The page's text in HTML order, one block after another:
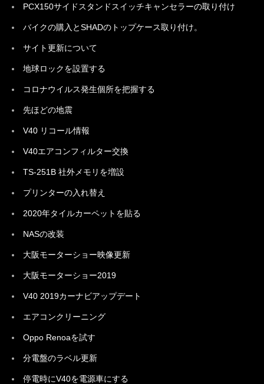
PCX150サイドスタンドスイッチキャンセラーの取り付け
バイクの購入とSHADのトップケース取り付け。
サイト更新について
地球ロックを設置する
コロナウイルス発生個所を把握する
先ほどの地震
V40 リコール情報
V40エアコンフィルター交換
TS-251B 社外メモリを増設
プリンターの入れ替え
2020年タイルカーペットを貼る
NASの改装
大阪モーターショー映像更新
大阪モーターショー2019
V40 2019カーナビアップデート
エアコンクリーニング
Oppo Renoaを試す
分電盤のラベル更新
停電時にV40を電源車にする